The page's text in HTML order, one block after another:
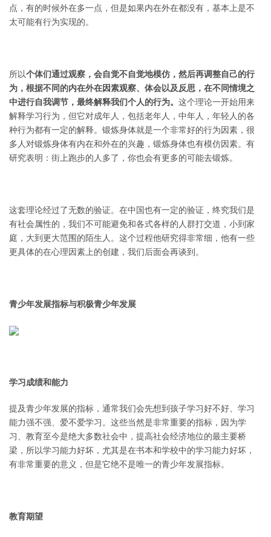
点，有的时候外在多一点，但是如果内在外在都没有，基本上是不
太可能有行为实现的。
所以个体们通过观察，会自觉不自觉地模仿，然后再调整自己的行
为，根据不同的内在外在因素观察、体会以及反思，在不同情境之
中进行自我调节，最终解释我们个人的行为。 这个理论一开始用来
解释学习行为，但它对成年人，包括老年人，中年人，年轻人的各
种行为都有一定的解释。锻炼身体就是一个非常好的行为因素，很
多人对锻炼身体有内在和外在的兴趣，锻炼身体也有模仿因素。有
研究表明：街上跑步的人多了，你也会有更多的可能去锻炼。
这套理论经过了无数的验证。在中国也有一定的验证，终究我们是
有社会属性的，我们不可能避免和各式各样的人群打交道，小到家
庭，大到更大范围的陌生人。这个过程他研究得非常细，他有一些
更具体的在心理因素上的创建，我们后面会再谈到。
青少年发展指标与积极青少年发展
学习成绩和能力
提及青少年发展的指标，通常我们会先想到孩子学习好不好、学习
能力强不强、爱不爱学习。这些当然是非常重要的指标，因为学
习、教育至今是绝大多数社会中，提高社会经济地位的最主要桥
梁，所以学习能力好坏，尤其是在书本和学校中的学习能力好坏，
有非常重要的意义，但是它绝不是唯一的青少年发展指标。
教育期望